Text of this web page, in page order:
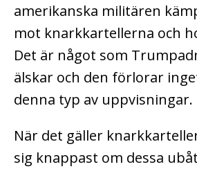
amerikanska militären
mot knarkkartellerna och
Det är något som
älskar och den förlorar
denna typ av uppvisningar.
När det gäller
sig knappast om dessa